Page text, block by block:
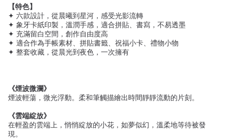
【特色】
✦ 六款設計，從晨曦到星河，感受光影流轉
✦ 象牙卡紙印製，溫潤手感，適合拼貼、書寫，不易透墨
✦ 充滿留白空間，創作自由度高
✦ 適合作為手帳素材、拼貼書籤、祝福小卡、禮物小物
✦ 整套收藏，從晨光到夜色，一次擁有
《煙波微瀾》
煙波輕蕩，微光浮動。柔和筆觸描繪出時間靜靜流動的片刻。
《雲端綻放》
在輕盈的雲端上，悄悄綻放的小花，如夢似幻，溫柔地等待被發
現。